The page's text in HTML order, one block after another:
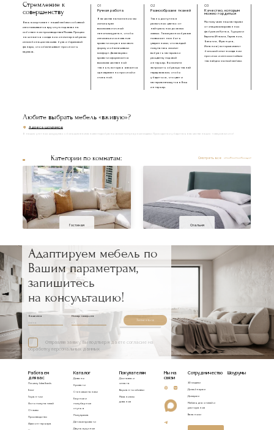
Стремление к
совершенству
Весь ассортимент нашей мебели с обивкой
изготавливается вручную под заказ на
собственном производстве в Москве. Процесс
начинается с создания инженерной рамы
из комбинации массива бука и березовой
фанеры, что обеспечивает прочность
каркаса.
01
Ручная работа
В качестве наполнения мы
используем
высокоэластичный
пенополиуретан, чтобы
изголовье и основание
кровати сохраняли свою
форму и обеспечивали
комфорт. Далее каркас
кровати оформляется
высококачественной
тканью, которая является
одновременно прочной и
стильной.
02
Разнообразие тканей
Ткань доступна в
различных цветах: от
нейтральных до самых
смелых. Такое разнообразие
позволяет нам быть
уверенными, что каждый
покупатель сможет
выбрать материал и
расцветку под свой
интерьер. Вы можете
запросить образцы тканей
перед заказом, чтобы
убедиться, что цвет и
материал впишутся в Ваш
интерьер.
03
Качество, которым
можно гордиться
Мы получаем наш материал
от специализированных
фабрик из Китая, Турции и
Европы (Италия, Германия,
Бельгия, Франция,
Испания), которые имеют
большой опыт в создании
прочных и износостойких
тканей для мягкой мебели.
Любите выбрать мебель «вживую»?
Адреса шоурумов
В наших уютных шоурумах с большим вниманием подобраны самые популярные модели. Приходите и убедитесь в качестве наших товаров лично!
Категории по комнатам: Смотреть все
Гостиная Спальня
Адаптируем мебель по
Вашим параметрам,
запишитесь
на консультацию!
Ваше имя Номер телефона
Записаться
Отправляя заявку, Вы подтверждаете согласие на
обработку персональных данных
Работаем
для вас
Почему Idealbeds
Блог
Гарантии
Фото покупателей
Отзывы
Производство
Идеи интерьера
Каталог
Диваны
Кровати
Стеновые панели
Барные и
полубарные
стулья
Полукресла
Детские кровати
Двухъярусные
Покупателям
Доставка и
оплата
Варианты обивки
Механизмы
диванов
Мы на
связи
Сотрудничество
3D модели
Дизайнерам
Дилерам
Мебель для отелей и
ресторанов
Вакансии
Шоурумы